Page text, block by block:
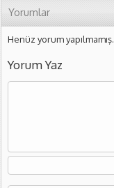
Yorumlar
Henüz yorum yapılmamış.
Yorum Yaz